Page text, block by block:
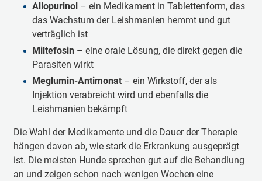
Allopurinol– ein Medikament in Tablettenform, das
das Wachstum der Leishmanien hemmt und gut
verträglich ist
Miltefosin– eine orale Lösung, die direkt gegen die
Parasiten wirkt
Meglumin-Antimonat– ein Wirkstoff, der als
Injektion verabreicht wird und ebenfalls die
Leishmanien bekämpft
Die Wahl der Medikamente und die Dauer der Therapie
hängen davon ab, wie stark die Erkrankung ausgeprägt
ist. Die meisten Hunde sprechen gut auf die Behandlung
an und zeigen schon nach wenigen Wochen eine